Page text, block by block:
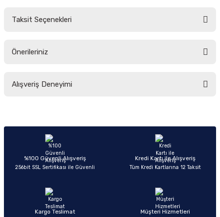
Taksit Seçenekleri
Önerileriniz
yetersiz gördüğünüz noktaları öneri formunu kullanarak tarafımıza
Ürün açıklamasında eksik bilgiler bulunuyor.
Ürün bilgilerinde hatalar bulunuyor.
Ürün fiyatı diğer sitelerden daha pahalı.
Alışveriş Deneyimi
Sitemize ilk yorumu siz yapın!
%100 Güvenli Alışveriş
256bit SSL Sertifikası ile Güvenli
Kredi Kartı ile Alışveriş
Tüm Kredi Kartlarına 12 Taksit
Kargo Teslimat Müşteri Hizmetleri